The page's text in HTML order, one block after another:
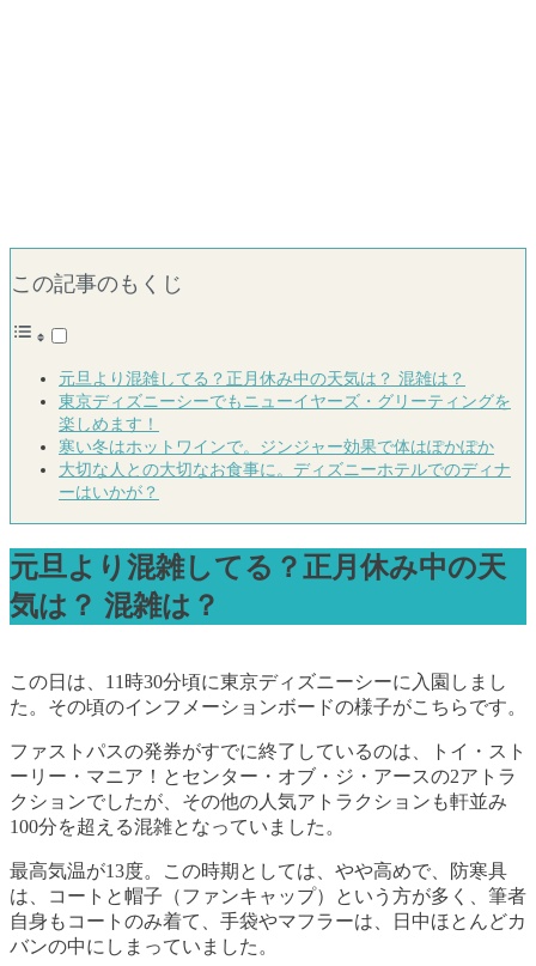
この記事のもくじ
元旦より混雑してる？正月休み中の天気は？ 混雑は？
東京ディズニーシーでもニューイヤーズ・グリーティングを
楽しめます！
寒い冬はホットワインで。ジンジャー効果で体はぽかぽか
大切な人との大切なお食事に。ディズニーホテルでのディナ
ーはいかが？
元旦より混雑してる？正月休み中の天
気は？ 混雑は？
この日は、11時30分頃に東京ディズニーシーに入園しまし
た。その頃のインフメーションボードの様子がこちらです。
ファストパスの発券がすでに終了しているのは、トイ・スト
ーリー・マニア！とセンター・オブ・ジ・アースの2アトラ
クションでしたが、その他の人気アトラクションも軒並み
100分を超える混雑となっていました。
最高気温が13度。この時期としては、やや高めで、防寒具
は、コートと帽子（ファンキャップ）という方が多く、筆者
自身もコートのみ着て、手袋やマフラーは、日中ほとんどカ
バンの中にしまっていました。